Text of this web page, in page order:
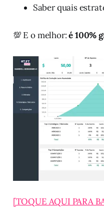
Saber quais
💯 E o melhor:é 100%
[TOQUE AQUI PARA